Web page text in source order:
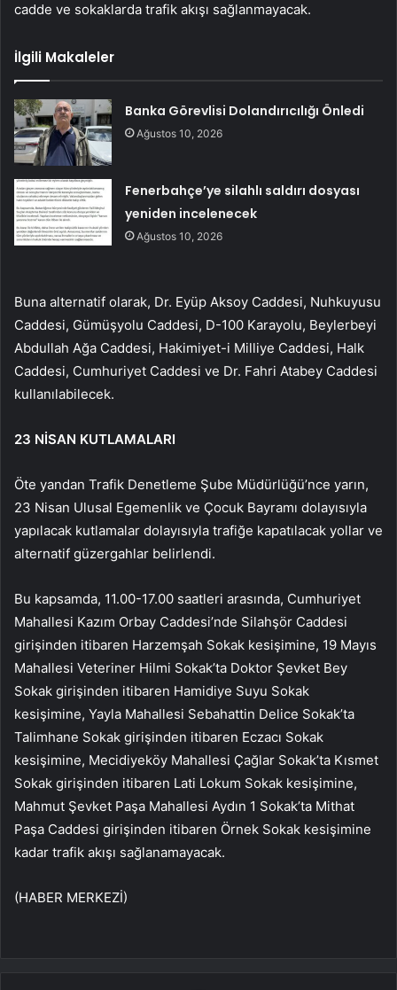
cadde ve sokaklarda trafik akışı sağlanmayacak.
İlgili Makaleler
Banka Görevlisi Dolandırıcılığı Önledi
Ağustos 10, 2026
Fenerbahçe’ye silahlı saldırı dosyası
yeniden incelenecek
Ağustos 10, 2026
Buna alternatif olarak, Dr. Eyüp Aksoy Caddesi, Nuhkuyusu
Caddesi, Gümüşyolu Caddesi, D-100 Karayolu, Beylerbeyi
Abdullah Ağa Caddesi, Hakimiyet-i Milliye Caddesi, Halk
Caddesi, Cumhuriyet Caddesi ve Dr. Fahri Atabey Caddesi
kullanılabilecek.
23 NİSAN KUTLAMALARI
Öte yandan Trafik Denetleme Şube Müdürlüğü’nce yarın,
23 Nisan Ulusal Egemenlik ve Çocuk Bayramı dolayısıyla
yapılacak kutlamalar dolayısıyla trafiğe kapatılacak yollar ve
alternatif güzergahlar belirlendi.
Bu kapsamda, 11.00-17.00 saatleri arasında, Cumhuriyet
Mahallesi Kazım Orbay Caddesi’nde Silahşör Caddesi
girişinden itibaren Harzemşah Sokak kesişimine, 19 Mayıs
Mahallesi Veteriner Hilmi Sokak’ta Doktor Şevket Bey
Sokak girişinden itibaren Hamidiye Suyu Sokak
kesişimine, Yayla Mahallesi Sebahattin Delice Sokak’ta
Talimhane Sokak girişinden itibaren Eczacı Sokak
kesişimine, Mecidiyeköy Mahallesi Çağlar Sokak’ta Kısmet
Sokak girişinden itibaren Lati Lokum Sokak kesişimine,
Mahmut Şevket Paşa Mahallesi Aydın 1 Sokak’ta Mithat
Paşa Caddesi girişinden itibaren Örnek Sokak kesişimine
kadar trafik akışı sağlanamayacak.
(HABER MERKEZİ)